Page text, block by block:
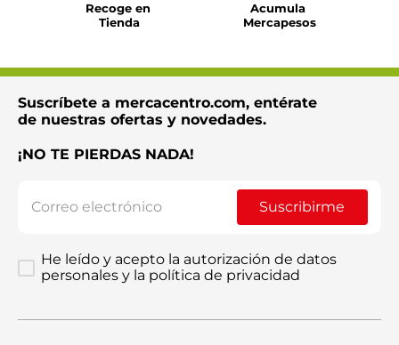
Recoge en
Tienda
Acumula
Mercapesos
Suscríbete a mercacentro.com, entérate
de nuestras ofertas y novedades.
¡NO TE PIERDAS NADA!
Suscribirme
He leído y acepto la autorización de datos
personales y la política de privacidad